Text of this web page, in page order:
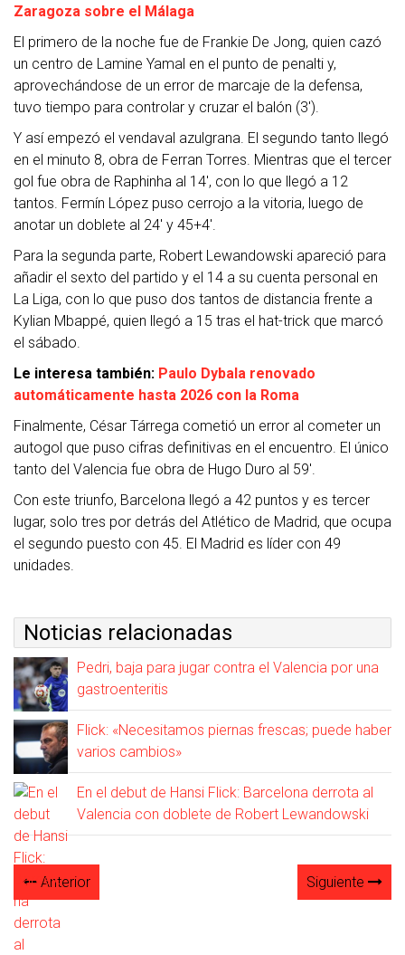
Zaragoza sobre el Málaga
El primero de la noche fue de Frankie De Jong, quien cazó
un centro de Lamine Yamal en el punto de penalti y,
aprovechándose de un error de marcaje de la defensa,
tuvo tiempo para controlar y cruzar el balón (3′).
Y así empezó el vendaval azulgrana. El segundo tanto llegó
en el minuto 8, obra de Ferran Torres. Mientras que el tercer
gol fue obra de Raphinha al 14′, con lo que llegó a 12
tantos. Fermín López puso cerrojo a la vitoria, luego de
anotar un doblete al 24′ y 45+4′.
Para la segunda parte, Robert Lewandowski apareció para
añadir el sexto del partido y el 14 a su cuenta personal en
La Liga, con lo que puso dos tantos de distancia frente a
Kylian Mbappé, quien llegó a 15 tras el hat-trick que marcó
el sábado.
Le interesa también: Paulo Dybala renovado
automáticamente hasta 2026 con la Roma
Finalmente, César Tárrega cometió un error al cometer un
autogol que puso cifras definitivas en el encuentro. El único
tanto del Valencia fue obra de Hugo Duro al 59′.
Con este triunfo, Barcelona llegó a 42 puntos y es tercer
lugar, solo tres por detrás del Atlético de Madrid, que ocupa
el segundo puesto con 45. El Madrid es líder con 49
unidades.
Noticias relacionadas
Pedri, baja para jugar contra el Valencia por una
gastroenteritis
Flick: «Necesitamos piernas frescas; puede haber
varios cambios»
En el debut de Hansi Flick: Barcelona derrota al
Valencia con doblete de Robert Lewandowski
Anterior Siguiente